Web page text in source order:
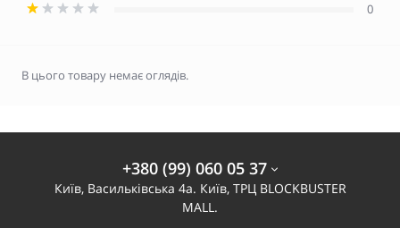
0
В цього товару немає оглядів.
+380 (99) 060 05 37
Київ, Васильківська 4а. Київ, ТРЦ BLOCKBUSTER
MALL.